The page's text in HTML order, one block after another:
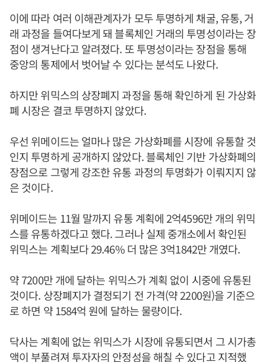
이에 따라 여러 이해관계자가 모두 투명하게 채굴, 유통, 거
래 과정을 들여다보게 돼 블록체인 거래의 투명성이라는 장
점이 생겨난다고 알려졌다. 또 투명성이라는 장점을 통해
중앙의 통제에서 벗어날 수 있다는 분석도 나왔다.
하지만 위믹스의 상장폐지 과정을 통해 확인하게 된 가상화
폐 시장은 결코 투명하지 않았다.
우선 위메이드는 얼마나 많은 가상화폐를 시장에 유통할 것
인지 투명하게 공개하지 않았다. 블록체인 기반 가상화폐의
장점으로 그렇게 강조한 유통 과정의 투명화가 이뤄지지 않
은 것이다.
위메이드는 11월 말까지 유통 계획에 2억4596만 개의 위믹
스를 유통하겠다고 했다. 그러나 실제 중개소에서 확인된
위믹스는 계획보다 29.46% 더 많은 3억1842만 개였다.
약 7200만 개에 달하는 위믹스가 계획 없이 시중에 유통된
것이다. 상장폐지가 결정되기 전 가격(약 2200원)을 기준으
로 하면 약 1584억 원에 달하는 물량이다.
닥사는 계획에 없는 위믹스가 시장에 유통되면서 그 시가총
액이 부풀려져 투자자의 안정성을 해칠 수 있다고 지적했